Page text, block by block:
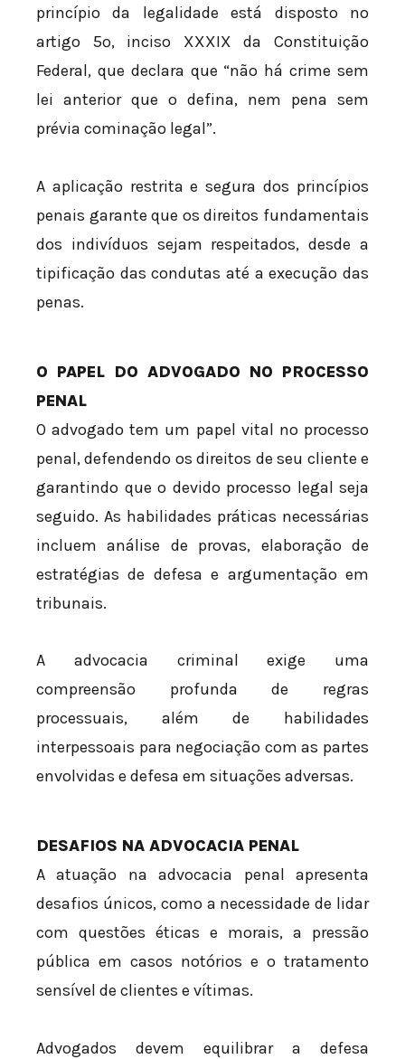
princípio da legalidade está disposto no
artigo 5º, inciso XXXIX da Constituição
Federal, que declara que “não há crime sem
lei anterior que o defina, nem pena sem
prévia cominação legal”.
A aplicação restrita e segura dos princípios
penais garante que os direitos fundamentais
dos indivíduos sejam respeitados, desde a
tipificação das condutas até a execução das
penas.
O PAPEL DO ADVOGADO NO PROCESSO
PENAL
O advogado tem um papel vital no processo
penal, defendendo os direitos de seu cliente e
garantindo que o devido processo legal seja
seguido. As habilidades práticas necessárias
incluem análise de provas, elaboração de
estratégias de defesa e argumentação em
tribunais.
A advocacia criminal exige uma
compreensão profunda de regras
processuais, além de habilidades
interpessoais para negociação com as partes
envolvidas e defesa em situações adversas.
DESAFIOS NA ADVOCACIA PENAL
A atuação na advocacia penal apresenta
desafios únicos, como a necessidade de lidar
com questões éticas e morais, a pressão
pública em casos notórios e o tratamento
sensível de clientes e vítimas.
Advogados devem equilibrar a defesa